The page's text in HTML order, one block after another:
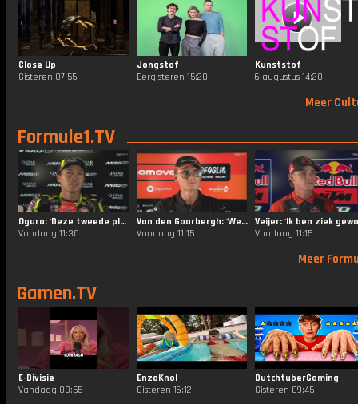
Close Up
Gisteren 07:55
Jongstof
Eergisteren 15:20
Kunststof
6 augustus 14:20
Meer
Formule1.TV
Ogura: 'Deze tweede plaats in de Sprint was perfect'
Vandaag 11:30
Van den Goorbergh: 'We staan hier, dat is het belangrijkste'
Vandaag 11:15
Vandaag 11:15
Meer
Gamen.TV
E-Divisie
Vandaag 08:55
EnzoKnol
Gisteren 16:12
DutchtuberGaming
Gisteren 09:45